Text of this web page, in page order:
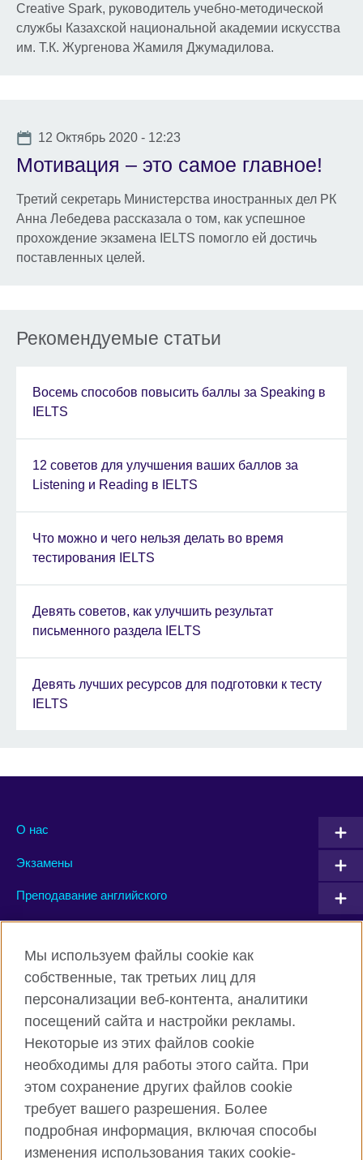
Creative Spark, руководитель учебно-методической
службы Казахской национальной академии искусства
им. Т.К. Жургенова Жамиля Джумадилова.
Date
12 Октябрь 2020 - 12:23
Мотивация – это самое главное!
Третий секретарь Министерства иностранных дел РК
Анна Лебедева рассказала о том, как успешное
прохождение экзамена IELTS помогло ей достичь
поставленных целей.
Рекомендуемые статьи
Восемь способов повысить баллы за Speaking в
IELTS
12 советов для улучшения ваших баллов за
Listening и Reading в IELTS
Что можно и чего нельзя делать во время
тестирования IELTS
Девять советов, как улучшить результат
письменного раздела IELTS
Девять лучших ресурсов для подготовки к тесту
IELTS
О нас
Экзамены
Преподавание английского
Facebook Twitter
Instagram YouTube
British Council глобально
Мы используем файлы cookie как
собственные, так третьих лиц для
персонализации веб-контента, аналитики
посещений сайта и настройки рекламы.
Некоторые из этих файлов cookie
необходимы для работы этого сайта. При
этом сохранение других файлов cookie
требует вашего разрешения. Более
подробная информация, включая способы
изменения использования таких cookie-